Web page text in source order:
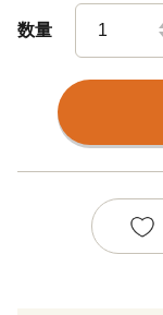
数量